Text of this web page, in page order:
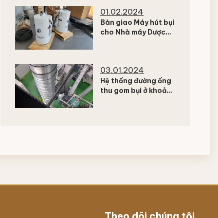
01.02.2024
Bàn giao Máy hút bụi
cho Nhà máy Dược
03.01.2024
Hệ thống đường ống
thu gom bụi ở khoảng